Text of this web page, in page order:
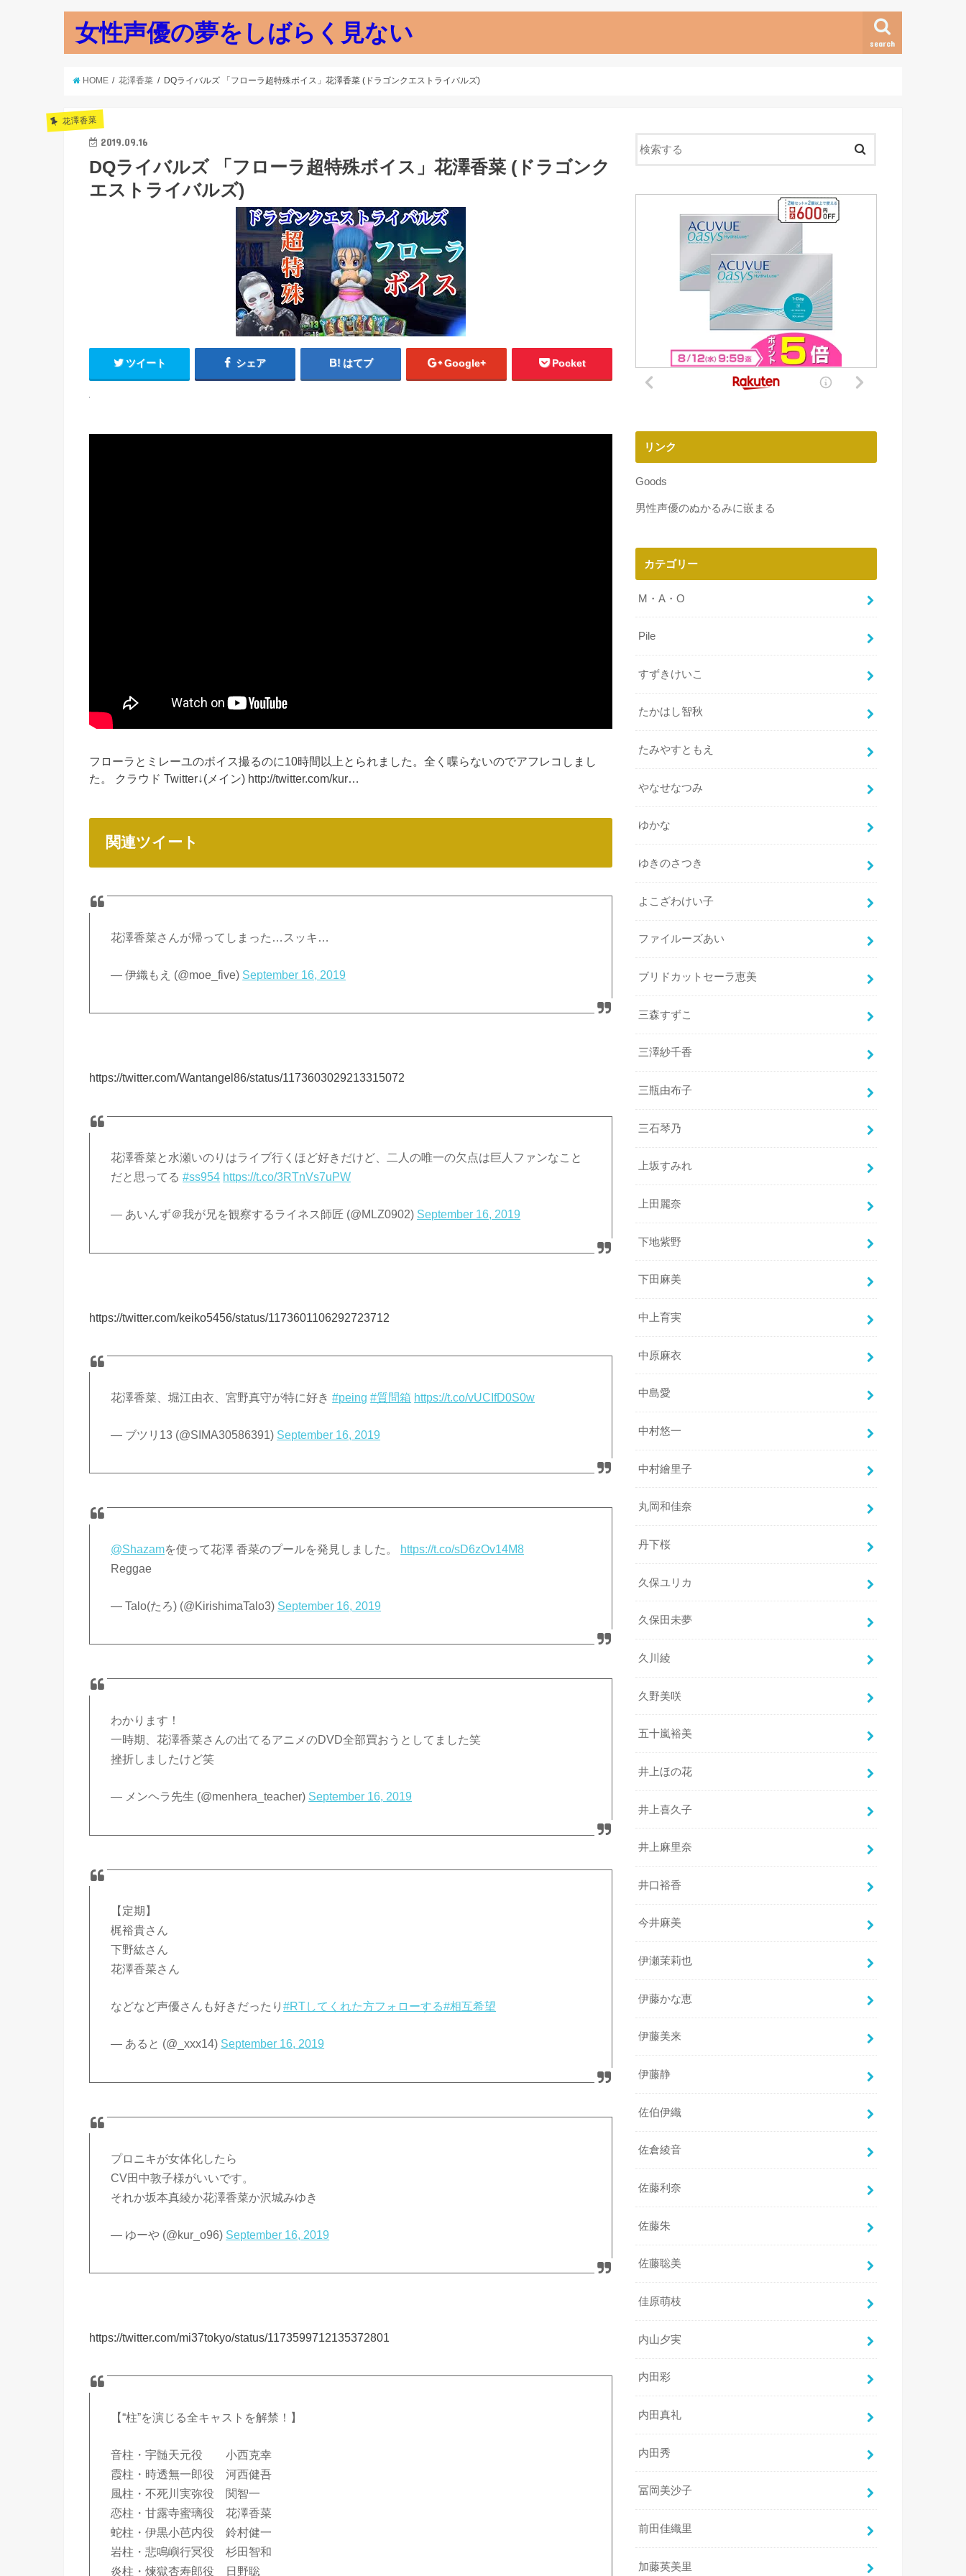
女性声優の夢をしばらく見ない search
HOME 花澤香菜 DQライバルズ 「フローラ超特殊ボイス」花澤香菜 (ドラゴンクエストライバルズ)
花澤香菜
2019.09.16
DQライバルズ 「フローラ超特殊ボイス」花澤香菜 (ドラゴンク
エストライバルズ)
ツイート シェア はてブ Google+ Pocket
フローラとミレーユのボイス撮るのに10時間以上とられました。全く喋らないのでアフレコしまし
た。 クラウド Twitter↓(メイン) http://twitter.com/kur…
関連ツイート
花澤香菜さんが帰ってしまった…スッキ…
— 伊織もえ (@moe_five) September 16, 2019
https://twitter.com/Wantangel86/status/1173603029213315072
花澤香菜と水瀬いのりはライブ行くほど好きだけど、二人の唯一の欠点は巨人ファンなこと
だと思ってる#ss954 https://t.co/3RTnVs7uPW
— あいんず＠我が兄を観察するライネス師匠 (@MLZ0902) September 16, 2019
https://twitter.com/keiko5456/status/1173601106292723712
花澤香菜、堀江由衣、宮野真守が特に好き#peing #質問箱 https://t.co/vUCIfD0S0w
— ブツリ13 (@SIMA30586391) September 16, 2019
@Shazamを使って花澤 香菜のプールを発見しました。
https://t.co/sD6zOv14M8
Reggae
— Talo(たろ) (@KirishimaTalo3) September 16, 2019
わかります！
一時期、花澤香菜さんの出てるアニメのDVD全部買おうとしてました笑
挫折しましたけど笑
— メンヘラ先生 (@menhera_teacher) September 16, 2019
【定期】
梶裕貴さん
下野紘さん
花澤香菜さん
などなど声優さんも好きだったり#RTしてくれた方フォローする#相互希望
— あると (@_xxx14) September 16, 2019
プロニキが女体化したら
CV田中敦子様がいいです。
それか坂本真綾か花澤香菜か沢城みゆき
— ゆーや (@kur_o96) September 16, 2019
https://twitter.com/mi37tokyo/status/1173599712135372801
【“柱”を演じる全キャストを解禁！】
音柱・宇髄天元役 小西克幸
霞柱・時透無一郎役 河西健吾
風柱・不死川実弥役 関智一
恋柱・甘露寺蜜璃役 花澤香菜
蛇柱・伊黒小芭内役 鈴村健一
岩柱・悲鳴嶼行冥役 杉田智和
炎柱・煉獄杏寿郎役 日野聡
リンク
Goods
男性声優のぬかるみに嵌まる
カテゴリー
M・A・O
Pile
すずきけいこ
たかはし智秋
たみやすともえ
やなせなつみ
ゆかな
ゆきのさつき
よこざわけい子
ファイルーズあい
ブリドカットセーラ恵美
三森すずこ
三澤紗千香
三瓶由布子
三石琴乃
上坂すみれ
上田麗奈
下地紫野
下田麻美
中上育実
中原麻衣
中島愛
中村悠一
中村繪里子
丸岡和佳奈
丹下桜
久保ユリカ
久保田未夢
久川綾
久野美咲
五十嵐裕美
井上ほの花
井上喜久子
井上麻里奈
井口裕香
今井麻美
伊瀬茉莉也
伊藤かな恵
伊藤美来
伊藤静
佐伯伊織
佐倉綾音
佐藤利奈
佐藤朱
佐藤聡美
佳原萌枝
内山夕実
内田彩
内田真礼
内田秀
冨岡美沙子
前田佳織里
加藤英美里